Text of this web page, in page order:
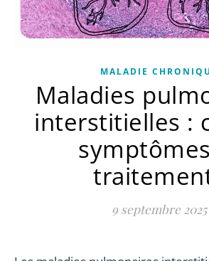
MALADIE
Maladies
interstitielles :
9 septembre 2025